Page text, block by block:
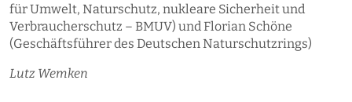
für Umwelt, Naturschutz, nukleare Sicherheit und
Verbraucherschutz – BMUV) und Florian Schöne
(Geschäftsführer des Deutschen Naturschutzrings)
Lutz Wemken